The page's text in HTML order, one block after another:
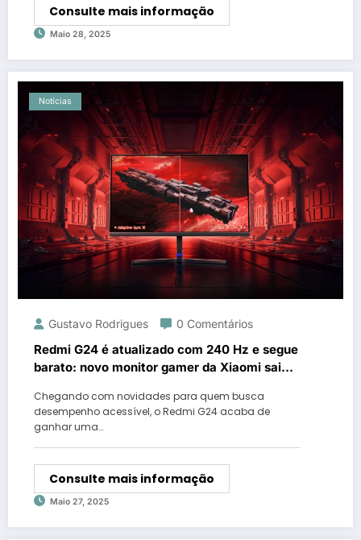
Consulte mais informação
Maio 28, 2025
Notícias
Gustavo Rodrigues 0 Comentários
Redmi G24 é atualizado com 240 Hz e segue
barato: novo monitor gamer da Xiaomi sai
Chegando com novidades para quem busca
desempenho acessível, o Redmi G24 acaba de
ganhar uma…
Consulte mais informação
Maio 27, 2025